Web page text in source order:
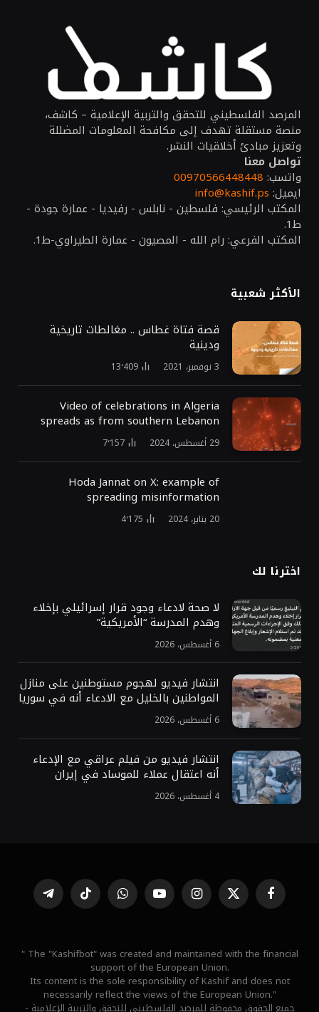
المرصد الفلسطيني للتحقق والتربية الإعلامية – كاشف،
منصة مستقلة تهدف إلى مكافحة المعلومات المضللة
وتعزيز مبادئ أخلاقيات النشر.
تواصل معنا
واتسب: 00970566448448
ايميل: info@kashif.ps
المكتب الرئيسي: فلسطين - نابلس - رفيديا - عمارة جودة -
ط1.
المكتب الفرعي: رام الله - المصيون - عمارة الطيراوي-ط1.
الأكثر شعبية
قصة فتاة غطاس .. مغالطات تاريخية
ودينية
3 نوفمبر، 2021 13٬409
Video of celebrations in Algeria
spreads as from southern Lebanon
29 أغسطس، 2024 7٬157
Hoda Jannat on X: example of
spreading misinformation
20 يناير، 2024 4٬175
اخترنا لك
لا صحة لادعاء وجود قرار إسرائيلي بإخلاء
وهدم المدرسة “الأمريكية”
6 أغسطس، 2026
انتشار فيديو لهجوم مستوطنين على منازل
المواطنين بالخليل مع الادعاء أنه في سوريا
6 أغسطس، 2026
انتشار فيديو من فيلم عراقي مع الإدعاء
أنه اعتقال عملاء للموساد في إيران
4 أغسطس، 2026
فيسبوك X
(Twitter)
الانستغراميوتيوب واتساب تيكتوك تيلقرام
" The "Kashifbot" was created and maintained with the financial
support of the European Union.
Its content is the sole responsibility of Kashif and does not
necessarily reflect the views of the European Union."
جميع الحقوق محفوظة للمرصد الفلسطيني للتحقق والتربية الإعلامية -